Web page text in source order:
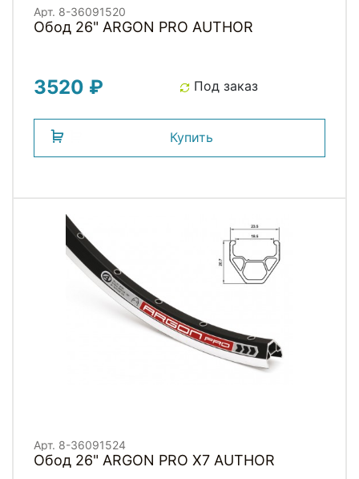
Арт. 8-36091520
Обод 26" ARGON PRO AUTHOR
3520 ₽ Под заказ
Купить
Арт. 8-36091524
Обод 26" ARGON PRO X7 AUTHOR